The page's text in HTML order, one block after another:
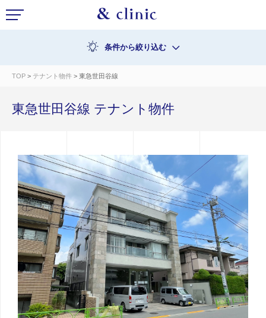
条件から絞り込む
TOP > テナント物件 > 東急世田谷線
東急世田谷線 テナント物件